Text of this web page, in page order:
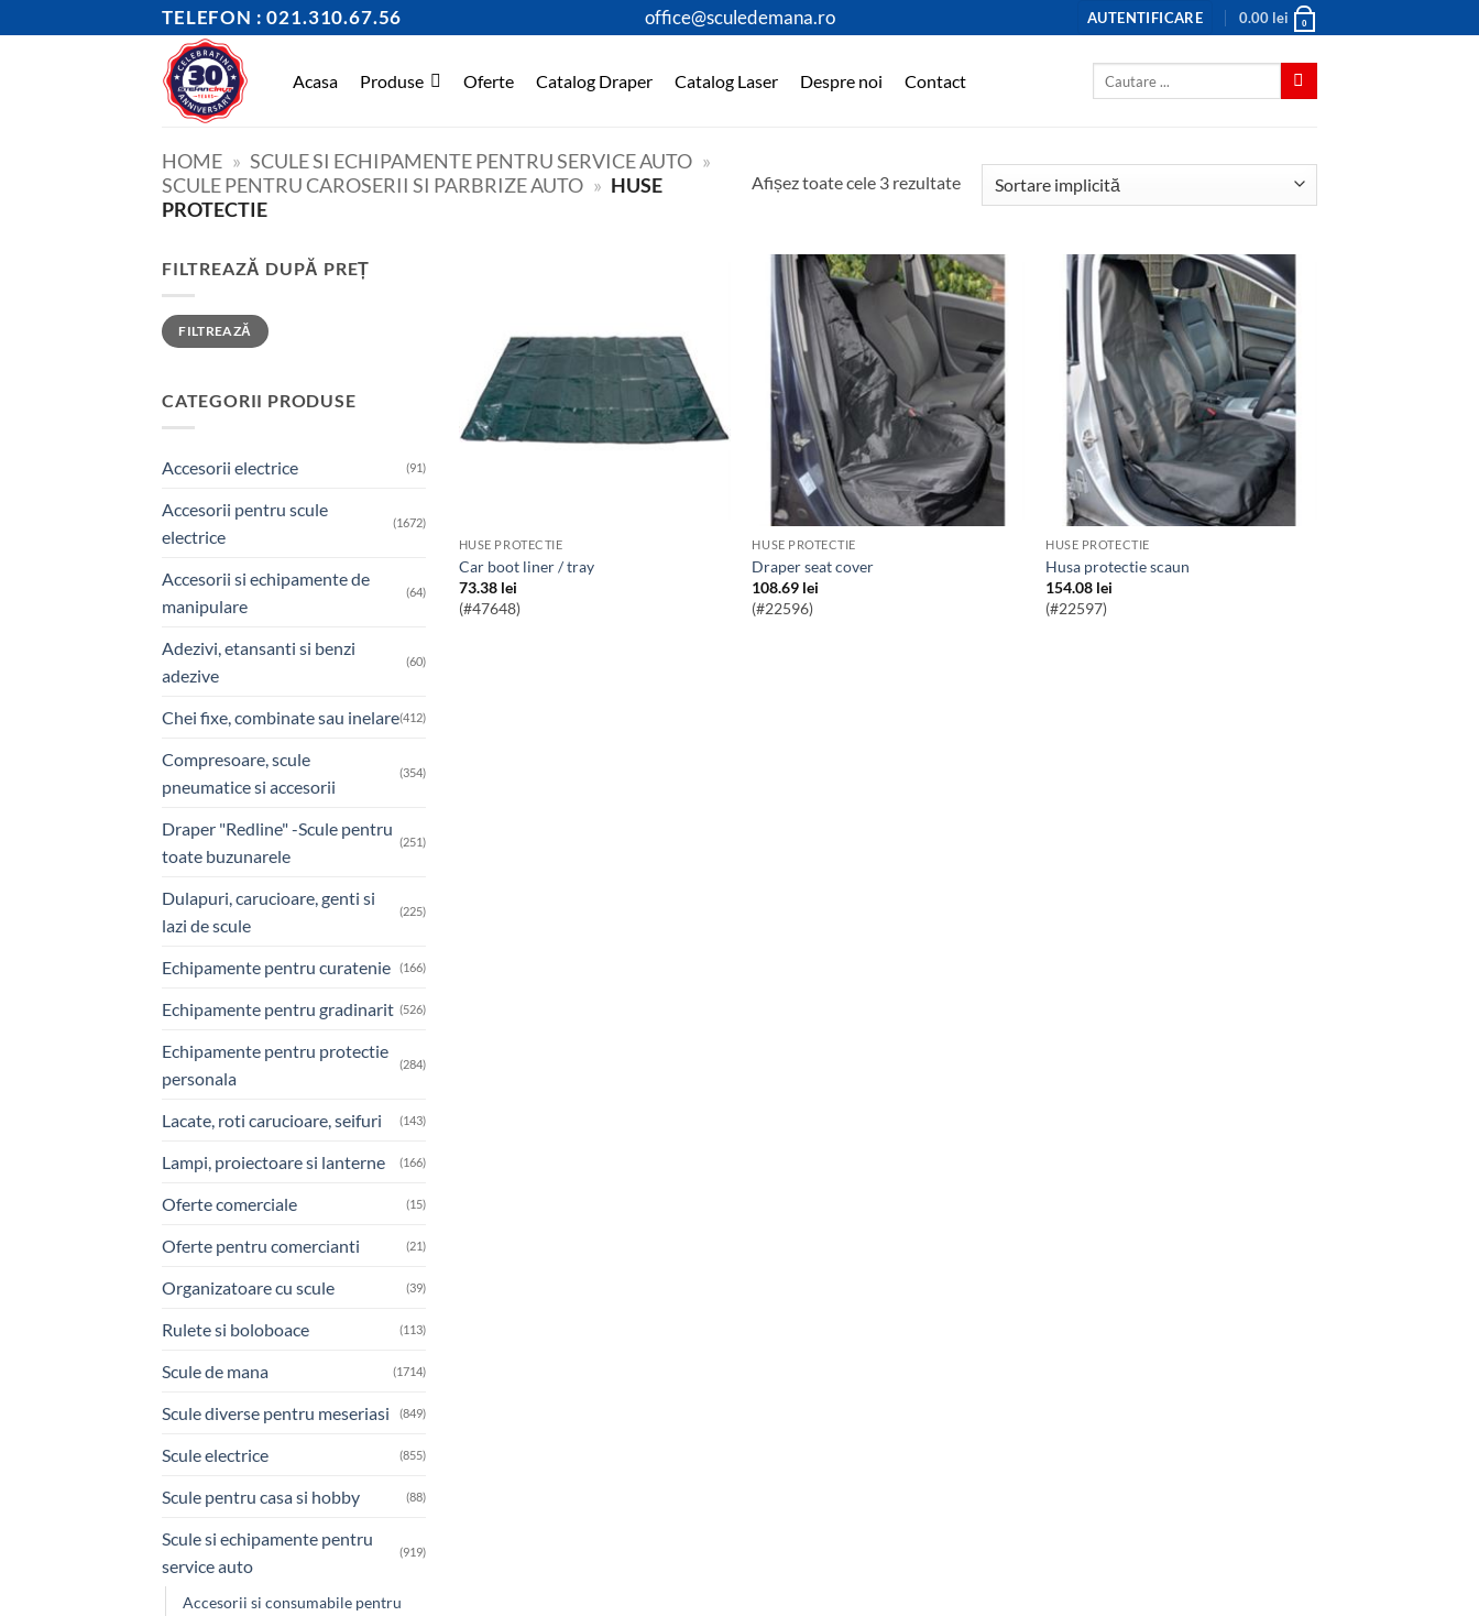
to
TELEFON : 021.310.67.56 office@sculedemana.ro AUTENTIFICARE 0.00 lei 0
Acasa Produse Oferte Catalog Draper Catalog Laser Despre noi Contact
HOME » SCULE SI ECHIPAMENTE PENTRU SERVICE AUTO »
SCULE PENTRU CAROSERII SI PARBRIZE AUTO » HUSE
PROTECTIE
Afișez toate cele 3 rezultate
FILTREAZĂ DUPĂ PREȚ
Preț
minim
Preț
maxim
FILTREAZĂ
CATEGORII PRODUSE
Accesorii electrice (91)
Accesorii pentru scule
electrice
(1672)
Accesorii si echipamente de
manipulare
(64)
Adezivi, etansanti si benzi
adezive
(60)
Chei fixe, combinate sau inelare(412)
Compresoare, scule
pneumatice si accesorii
(354)
Draper "Redline" -Scule pentru
toate buzunarele
(251)
Dulapuri, carucioare, genti si
lazi de scule
(225)
Echipamente pentru curatenie (166)
Echipamente pentru gradinarit (526)
Echipamente pentru protectie
personala
(284)
Lacate, roti carucioare, seifuri (143)
Lampi, proiectoare si lanterne (166)
Oferte comerciale (15)
Oferte pentru comercianti (21)
Organizatoare cu scule (39)
Rulete si boloboace (113)
Scule de mana (1714)
Scule diverse pentru meseriasi (849)
Scule electrice (855)
Scule pentru casa si hobby (88)
Scule si echipamente pentru
service auto
(919)
Accesorii si consumabile pentru
HUSE PROTECTIE
car boot liner / tray
73.38 lei
(#47648)
HUSE PROTECTIE
draper seat cover
108.69 lei
(#22596)
HUSE PROTECTIE
Husa protectie scaun
154.08 lei
(#22597)